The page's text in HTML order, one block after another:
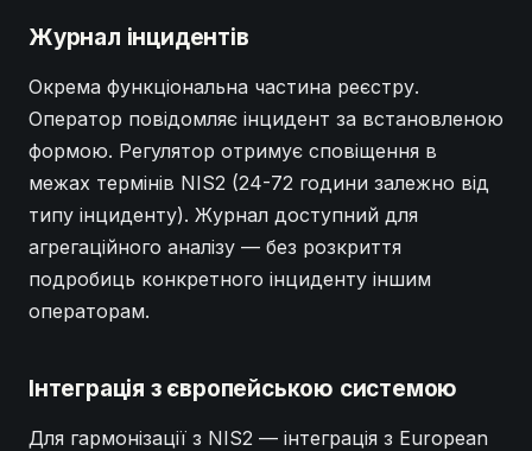
Журнал інцидентів
Окрема функціональна частина реєстру.
Оператор повідомляє інцидент за встановленою
формою. Регулятор отримує сповіщення в
межах термінів NIS2 (24-72 години залежно від
типу інциденту). Журнал доступний для
агрегаційного аналізу — без розкриття
подробиць конкретного інциденту іншим
операторам.
Інтеграція з європейською системою
Для гармонізації з NIS2 — інтеграція з European